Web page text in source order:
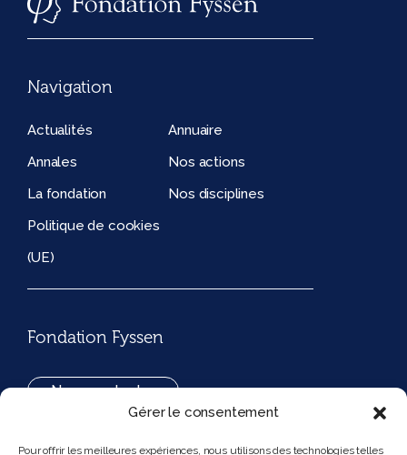
Gérer le consentement
Pour offrir les meilleures expériences, nous utilisons des technologies telles
Navigation
Actualités
Annuaire
Annales
Nos actions
La fondation
Nos disciplines
Politique de cookies
(UE)
Fondation Fyssen
Nous contacter